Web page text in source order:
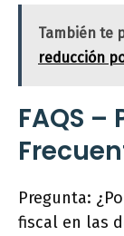
También te
reducción
FAQS
Pregunta:
fiscal en las